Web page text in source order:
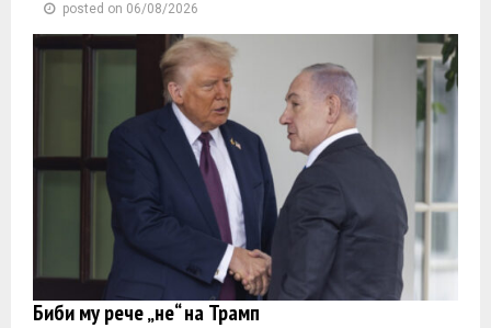
posted on 06/08/2026
Биби му рече „не“ на Трамп